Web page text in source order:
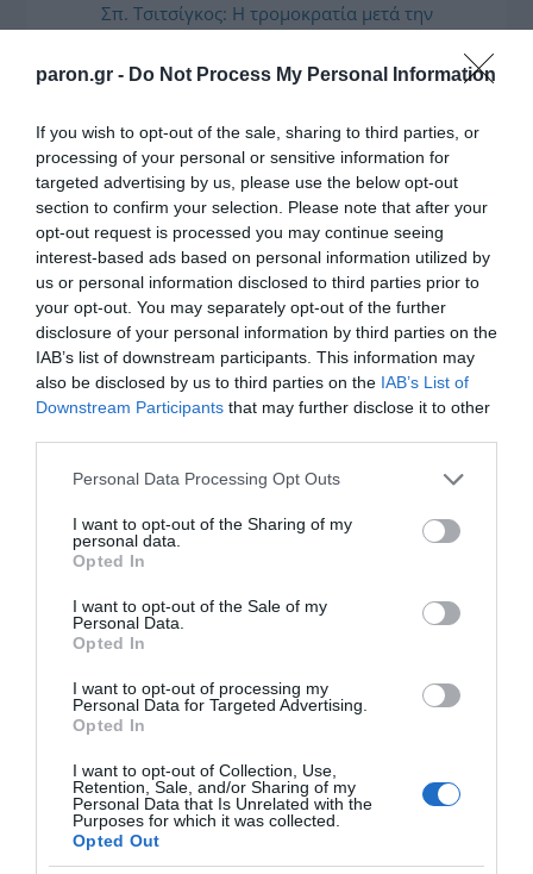
paron.gr - Do Not Process My Personal Information
If you wish to opt-out of the sale, sharing to third parties, or
processing of your personal or sensitive information for
targeted advertising by us, please use the below opt-out
section to confirm your selection. Please note that after your
opt-out request is processed you may continue seeing
interest-based ads based on personal information utilized by
us or personal information disclosed to third parties prior to
your opt-out. You may separately opt-out of the further
disclosure of your personal information by third parties on the
IAB’s list of downstream participants. This information may
also be disclosed by us to third parties on the IAB’s List of
Downstream Participants that may further disclose it to other
Please note that this website/app uses one or more Google
not limited to your visit or usage behaviour. You may click to
grant or deny consent to Google and its third-party tags to
use your data for below specified purposes in below Google
consent section.
Personal Data Processing Opt Outs
I want to opt-out of the Sharing of my
personal data.
Opted In
I want to opt-out of the Sale of my
Personal Data.
Opted In
I want to opt-out of processing my
Personal Data for Targeted Advertising.
Opted In
I want to opt-out of Collection, Use,
Retention, Sale, and/or Sharing of my
Personal Data that Is Unrelated with the
Purposes for which it was collected.
Opted Out
Σπ. Τσιτσίγκος: Η τρομοκρατία μετά την
Λ. Κυρίζογλου: Οι δήμοι χρειάζονται 5,5 δισ. τον
Β. Κορκίδης: Ο δρόμος προς τη ΔΕΘ περνά μέσα από
την πραγματική οικονομία
ΔΕΙΤΕ ΤΗΝ ΚΙΝΗΣΗ ΣΤΟΥΣ ΔΡΌΜΟΥΣ